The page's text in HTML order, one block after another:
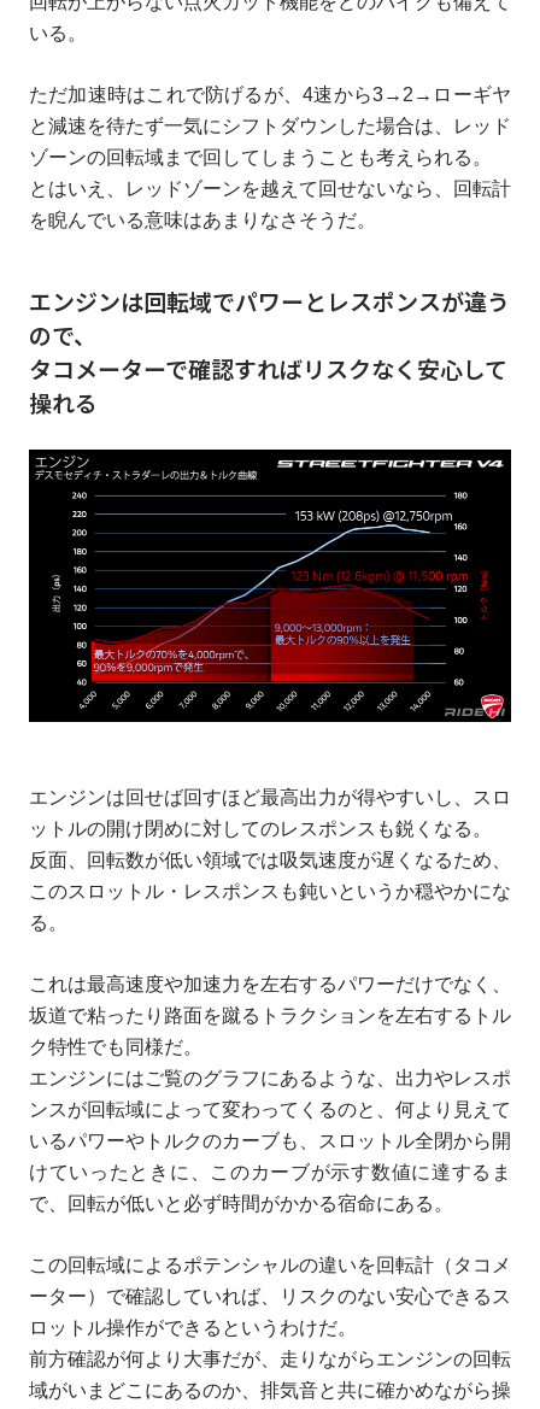
いる。
ただ加速時はこれで防げるが、4速から3→2→ローギヤ
と減速を待たず一気にシフトダウンした場合は、レッド
ゾーンの回転域まで回してしまうことも考えられる。
とはいえ、レッドゾーンを越えて回せないなら、回転計
を睨んでいる意味はあまりなさそうだ。
エンジンは回転域でパワーとレスポンスが違う
ので、
タコメーターで確認すればリスクなく安心して
操れる
エンジンは回せば回すほど最高出力が得やすいし、スロ
ットルの開け閉めに対してのレスポンスも鋭くなる。
反面、回転数が低い領域では吸気速度が遅くなるため、
このスロットル・レスポンスも鈍いというか穏やかにな
る。
これは最高速度や加速力を左右するパワーだけでなく、
坂道で粘ったり路面を蹴るトラクションを左右するトル
ク特性でも同様だ。
エンジンにはご覧のグラフにあるような、出力やレスポ
ンスが回転域によって変わってくるのと、何より見えて
いるパワーやトルクのカーブも、スロットル全閉から開
けていったときに、このカーブが示す数値に達するま
で、回転が低いと必ず時間がかかる宿命にある。
この回転域によるポテンシャルの違いを回転計（タコメ
ーター）で確認していれば、リスクのない安心できるス
ロットル操作ができるというわけだ。
前方確認が何より大事だが、走りながらエンジンの回転
域がいまどこにあるのか、排気音と共に確かめながら操